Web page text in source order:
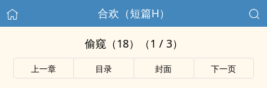
合欢（短篇H）
偷窥（18）（1 / 3）
上一章 目录 封面 下一页